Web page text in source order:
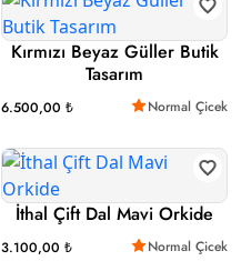
Kırmızı Beyaz Güller Butik
Tasarım
6.500,00 ₺ Normal Çicek
İthal Çift Dal Mavi Orkide
3.100,00 ₺ Normal Çicek